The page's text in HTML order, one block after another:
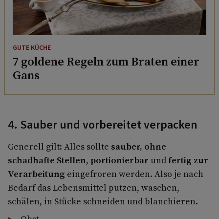
GUTE KÜCHE
7 goldene Regeln zum Braten einer
Gans
4. Sauber und vorbereitet verpacken
Generell gilt: Alles sollte sauber, ohne
schadhafte Stellen, portionierbar undfertig zur
Verarbeitung eingefroren werden. Also je nach
Bedarf das Lebensmittel putzen, waschen,
schälen, in Stücke schneiden und blanchieren.